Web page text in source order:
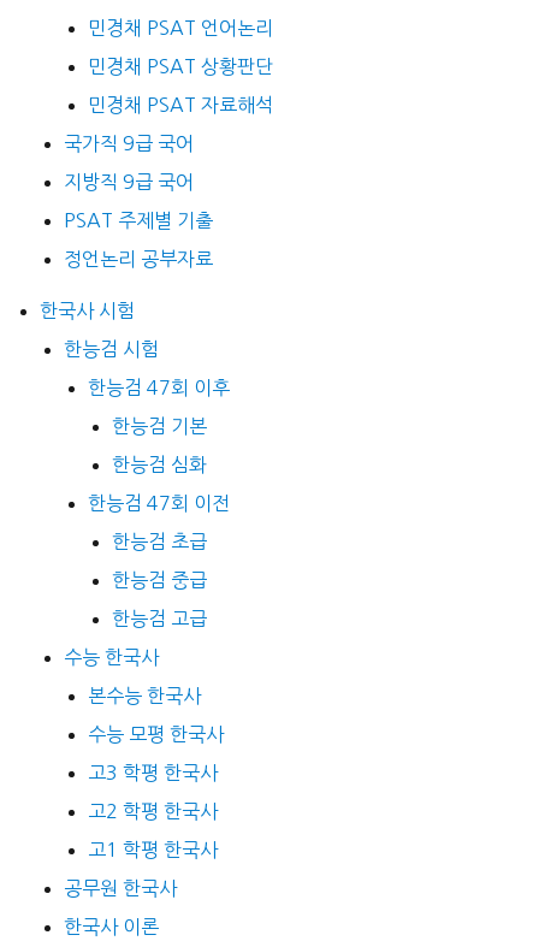
민경채 PSAT 언어논리
민경채 PSAT 상황판단
민경채 PSAT 자료해석
국가직 9급 국어
지방직 9급 국어
PSAT 주제별 기출
정언논리 공부자료
한국사 시험
한능검 시험
한능검 47회 이후
한능검 기본
한능검 심화
한능검 47회 이전
한능검 초급
한능검 중급
한능검 고급
수능 한국사
본수능 한국사
수능 모평 한국사
고3 학평 한국사
고2 학평 한국사
고1 학평 한국사
공무원 한국사
한국사 이론